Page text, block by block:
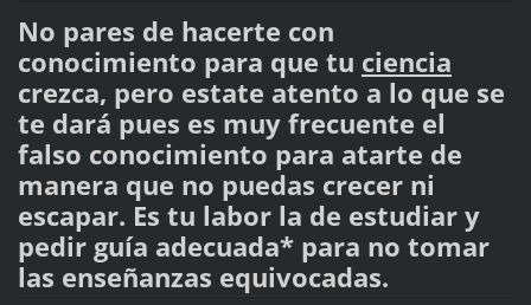
No pares de hacerte con
conocimiento para que tu ciencia
crezca, pero estate atento a lo que se
te dará pues es muy frecuente el
falso conocimiento para atarte de
manera que no puedas crecer ni
escapar. Es tu labor la de estudiar y
pedir guía adecuada* para no tomar
las enseñanzas equivocadas.